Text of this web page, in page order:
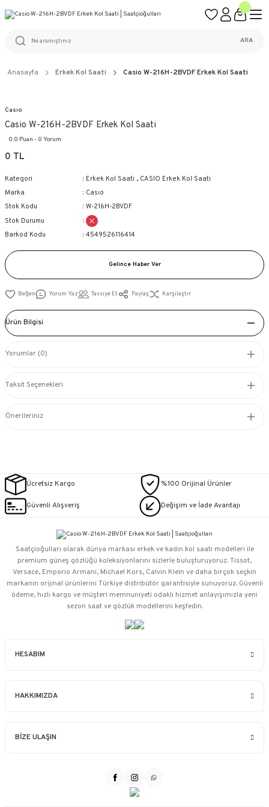
%100 ORİJİNAL ÜRÜN GARANTİSİ
ARA
Anasayfa Erkek Kol Saati Casio W-216H-2BVDF Erkek Kol Saati
Casıo
Casio W-216H-2BVDF Erkek Kol Saati
0.0 Puan - 0 Yorum
0 TL
Kategori Erkek Kol Saati , CASIO Erkek Kol Saati
Marka
Casıo
Stok Kodu
W-216H-2BVDF
Stok Durumu
Barkod Kodu
4549526116414
Gelince Haber Ver
Yorum Yaz Tavsiye Et Paylaş Karşılaştır
Ürün Bilgisi
Yorumlar (0)
Taksit Seçenekleri
Önerileriniz
Ücretsiz Kargo %100 Orijinal Ürünler
Güvenli Alışveriş Değişim ve İade Avantajı
HESABIM
HAKKIMIZDA
BİZE ULAŞIN
Saatçioğulları⁠ olarak dünya markası erkek ve kadın kol saati modelleri ile
premium güneş gözlüğü koleksiyonlarını sizlerle buluşturuyoruz. Tissot,
Versace, Emporio Armani, Michael Kors, Calvin Klein ve daha birçok seçkin
markanın orijinal ürünlerini Türkiye distribütör garantisiyle sunuyoruz. Güvenli
ödeme, hızlı kargo ve müşteri memnuniyeti odaklı hizmet anlayışımızla yeni
sezon saat ve gözlük modellerini keşfedin.